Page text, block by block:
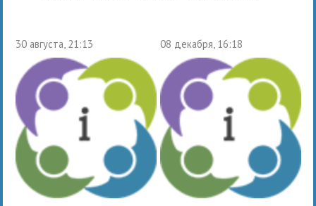
30 августа, 21:13 08 декабря, 16:18